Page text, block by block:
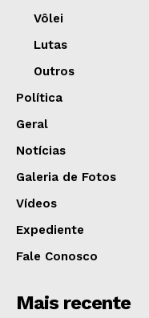
Vôlei
Lutas
Outros
Política
Geral
Notícias
Galeria de Fotos
Vídeos
Expediente
Fale Conosco
Mais recente